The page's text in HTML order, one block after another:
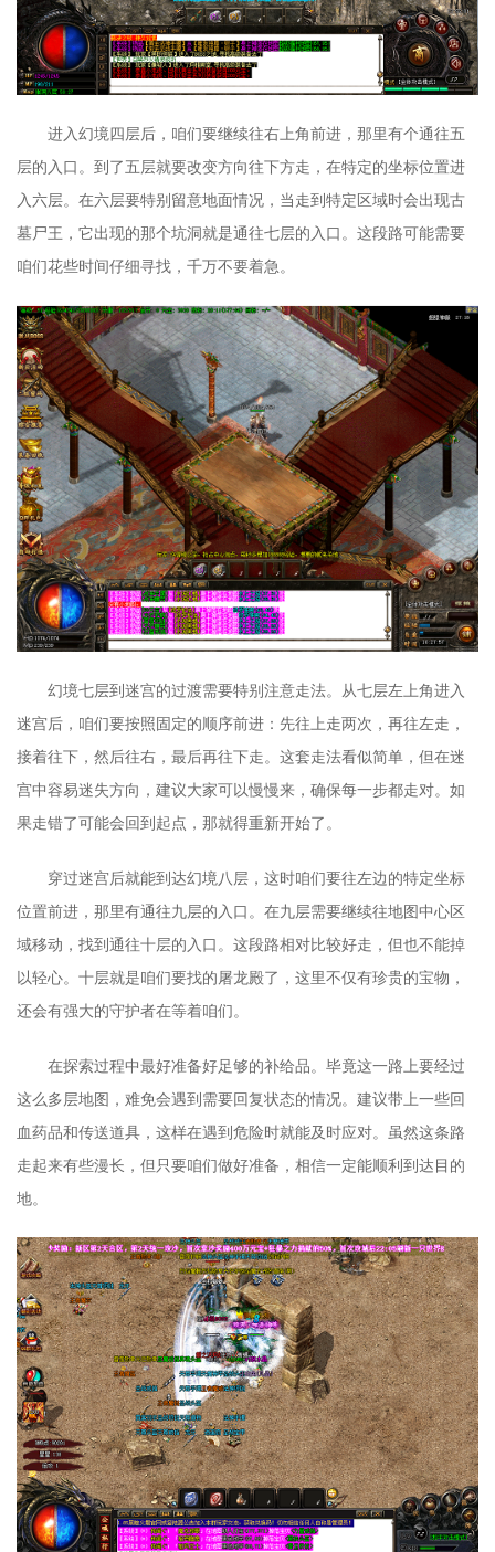
进入幻境四层后，咱们要继续往右上角前进，那里有个通往五
层的入口。到了五层就要改变方向往下方走，在特定的坐标位置进
入六层。在六层要特别留意地面情况，当走到特定区域时会出现古
墓尸王，它出现的那个坑洞就是通往七层的入口。这段路可能需要
咱们花些时间仔细寻找，千万不要着急。
幻境七层到迷宫的过渡需要特别注意走法。从七层左上角进入
迷宫后，咱们要按照固定的顺序前进：先往上走两次，再往左走，
接着往下，然后往右，最后再往下走。这套走法看似简单，但在迷
宫中容易迷失方向，建议大家可以慢慢来，确保每一步都走对。如
果走错了可能会回到起点，那就得重新开始了。
穿过迷宫后就能到达幻境八层，这时咱们要往左边的特定坐标
位置前进，那里有通往九层的入口。在九层需要继续往地图中心区
域移动，找到通往十层的入口。这段路相对比较好走，但也不能掉
以轻心。十层就是咱们要找的屠龙殿了，这里不仅有珍贵的宝物，
还会有强大的守护者在等着咱们。
在探索过程中最好准备好足够的补给品。毕竟这一路上要经过
这么多层地图，难免会遇到需要回复状态的情况。建议带上一些回
血药品和传送道具，这样在遇到危险时就能及时应对。虽然这条路
走起来有些漫长，但只要咱们做好准备，相信一定能顺利到达目的
地。